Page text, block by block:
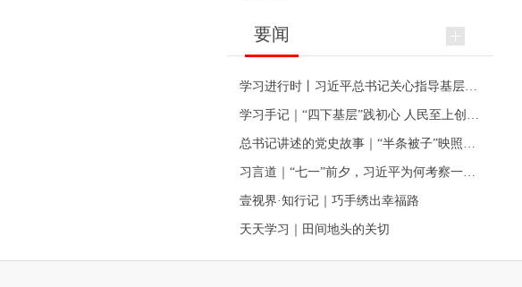
要闻
壹视界·知行记｜巧手绣出幸福路
天天学习｜田间地头的关切